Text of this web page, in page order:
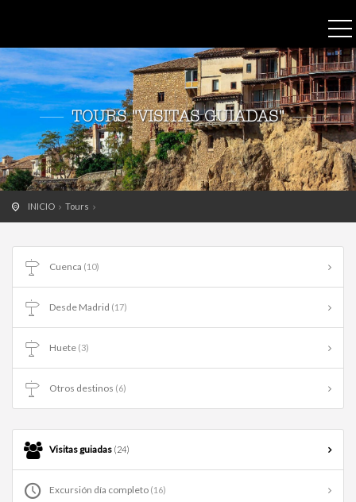
TOURS "VISITAS GUIADAS"
INICIO Tours
Cuenca (10)
Desde Madrid (17)
Huete (3)
Otros destinos (6)
Visitas guiadas (24)
Excursión día completo (16)